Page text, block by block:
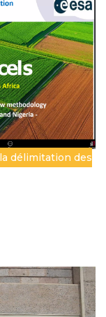
délimitation des